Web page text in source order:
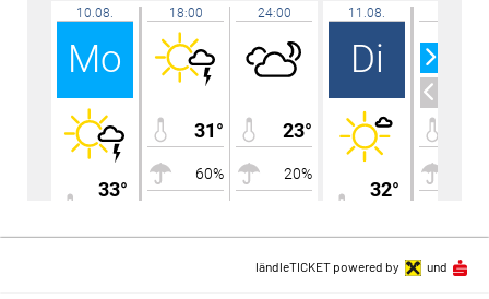
ländleTICKET powered by und